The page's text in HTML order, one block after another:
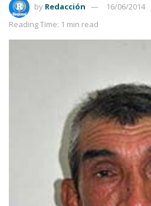
by Redacción
16/06/2014
Reading Time: 1 min read